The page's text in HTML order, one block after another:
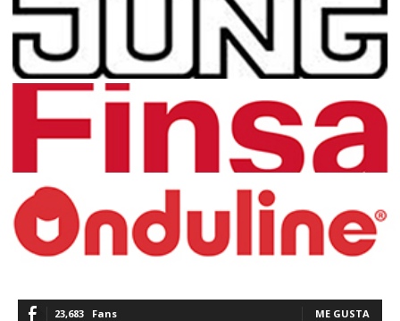
23,683 Fans ME GUSTA